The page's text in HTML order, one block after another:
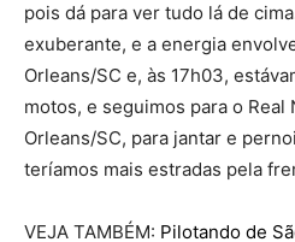
pois dá para ver tudo lá de
exuberante, e a energia
Orleans/SC e, às 17h03,
motos, e seguimos para o Real
Orleans/SC, para jantar e
teríamos mais estradas pela
VEJA TAMBÉM: Pilotando de